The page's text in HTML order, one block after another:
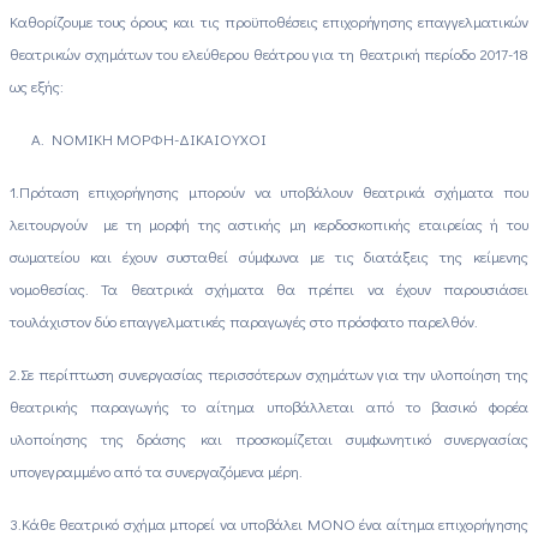
Καθορίζουμε τους όρους και τις προϋποθέσεις επιχορήγησης επαγγελματικών
θεατρικών σχημάτων του ελεύθερου θεάτρου για τη θεατρική περίοδο 2017-18
ως εξής:
Α. ΝΟΜΙΚΗ ΜΟΡΦΗ-ΔΙΚΑΙΟΥΧΟΙ
1. Πρόταση επιχορήγησης μπορούν να υποβάλουν θεατρικά σχήματα που
λειτουργούν με τη μορφή της αστικής μη κερδοσκοπικής εταιρείας ή του
σωματείου και έχουν συσταθεί σύμφωνα με τις διατάξεις της κείμενης
νομοθεσίας. Τα θεατρικά σχήματα θα πρέπει να έχουν παρουσιάσει
τουλάχιστον δύο επαγγελματικές παραγωγές στο πρόσφατο παρελθόν.
2. Σε περίπτωση συνεργασίας περισσότερων σχημάτων για την υλοποίηση της
θεατρικής παραγωγής το αίτημα υποβάλλεται από το βασικό φορέα
υλοποίησης της δράσης και προσκομίζεται συμφωνητικό συνεργασίας
υπογεγραμμένο από τα συνεργαζόμενα μέρη.
3. Κάθε θεατρικό σχήμα μπορεί να υποβάλει ΜΟΝΟ ένα αίτημα επιχορήγησης